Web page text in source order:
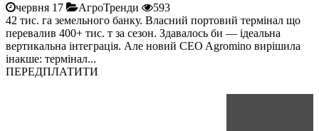
червня 17 АгроТренди
593
42 тис. га земельного банку. Власний портовий термінал що
перевалив 400+ тис. т за сезон. Здавалось би — ідеальна
вертикальна інтеграція. Але новий CEO Agromino вирішила
інакше: термінал...
ПЕРЕДПЛАТИТИ